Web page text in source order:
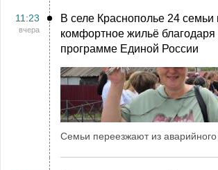
11:23
вчера
В селе Краснополье 24 семьи
комфортное жильё
программе Единой России
Семьи переезжают из